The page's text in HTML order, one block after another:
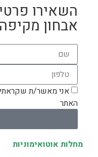
השאירו
אבחון מקיפה
אני מאשר/ת
האתר
מחלות אוטואימוניות